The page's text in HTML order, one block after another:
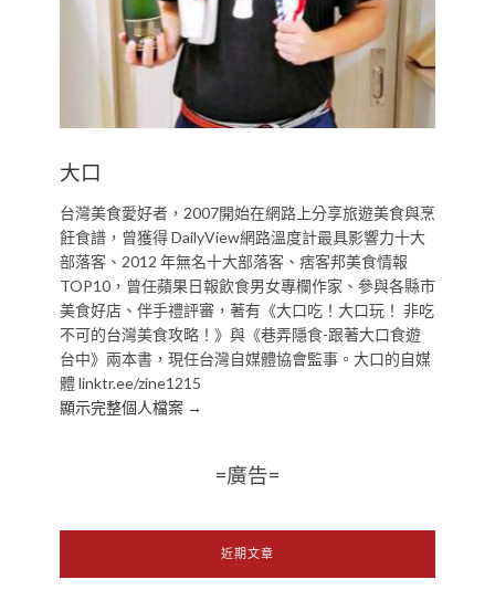
大口
台灣美食愛好者，2007開始在網路上分享旅遊美食與烹
飪食譜，曾獲得 DailyView網路溫度計最具影響力十大
部落客、2012 年無名十大部落客、痞客邦美食情報
TOP10，曾任蘋果日報飲食男女專欄作家、參與各縣市
美食好店、伴手禮評審，著有《大口吃！大口玩！ 非吃
不可的台灣美食攻略！》與《巷弄隱食-跟著大口食遊
台中》兩本書，現任台灣自媒體協會監事。大口的自媒
體 linktr.ee/zine1215
顯示完整個人檔案 →
=廣告=
近期文章